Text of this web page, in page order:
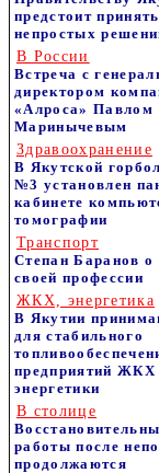
предстоит
непростых
В России
Встреча с
директором
«Алроса» Павлом
Маринычевым
Здравоохранение
В Якутской
№3 установлен
кабинете
томографии
Транспорт
Степан Баранов о
своей профессии
ЖКХ, энергетика
В Якутии
для стабильного
предприятий ЖКХ
энергетики
В столице
работы после
продолжаются